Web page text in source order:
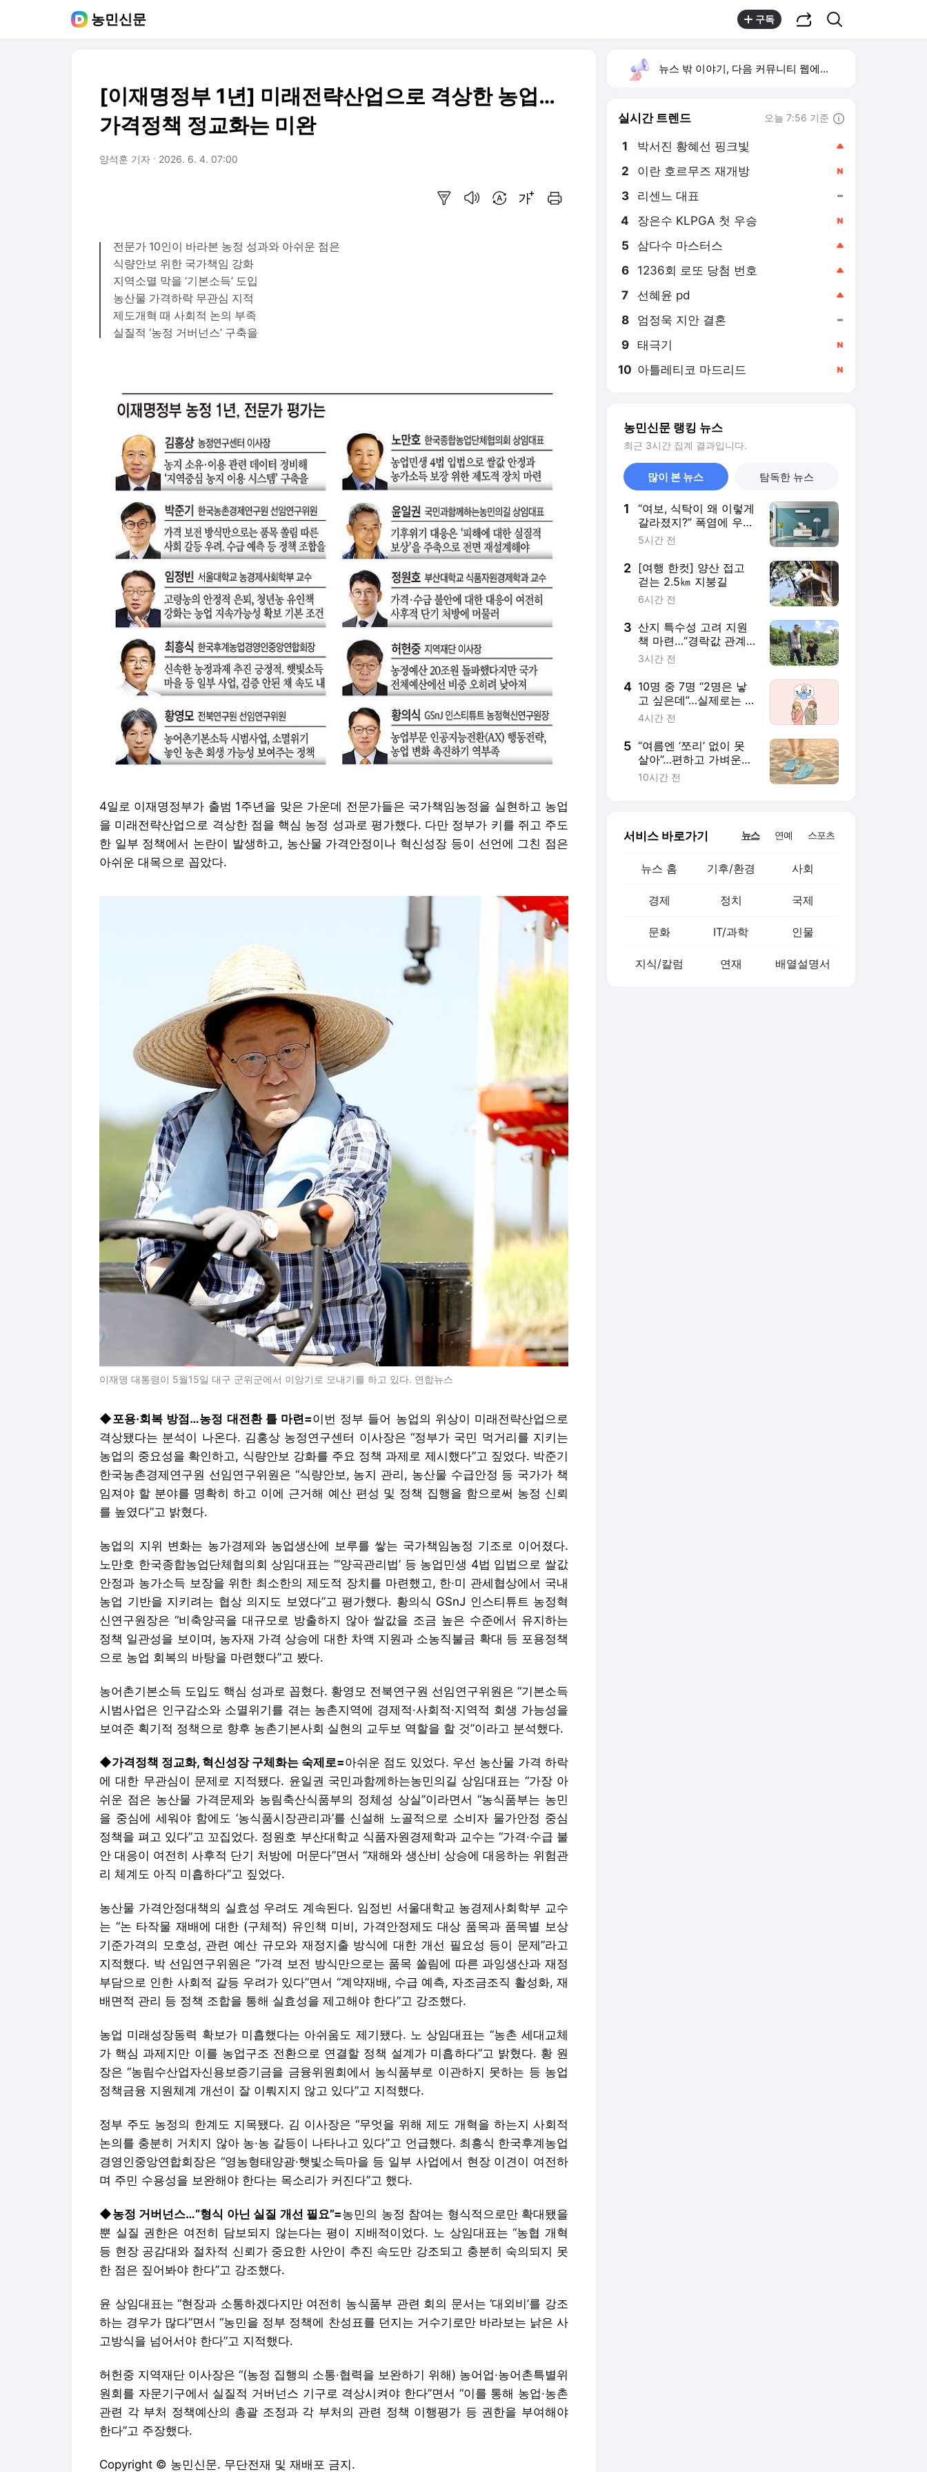
농민신문 구독
[이재명정부 1년] 미래전략산업으로 격상한 농업…
가격정책 정교화는 미완
양석훈 기자 2026. 6. 4. 07:00
전문가 10인이 바라본 농정 성과와 아쉬운 점은
식량안보 위한 국가책임 강화
지역소멸 막을 ‘기본소득’ 도입
농산물 가격하락 무관심 지적
제도개혁 때 사회적 논의 부족
실질적 ‘농정 거버넌스’ 구축을
4일로 이재명정부가 출범 1주년을 맞은 가운데 전문가들은 국가책임농정을 실현하고 농업
을 미래전략산업으로 격상한 점을 핵심 농정 성과로 평가했다. 다만 정부가 키를 쥐고 주도
한 일부 정책에서 논란이 발생하고, 농산물 가격안정이나 혁신성장 등이 선언에 그친 점은
아쉬운 대목으로 꼽았다.
이재명 대통령이 5월15일 대구 군위군에서 이앙기로 모내기를 하고 있다. 연합뉴스
◆포용·회복 방점…농정 대전환 틀 마련=이번 정부 들어 농업의 위상이 미래전략산업으로
격상됐다는 분석이 나온다. 김홍상 농정연구센터 이사장은 “정부가 국민 먹거리를 지키는
농업의 중요성을 확인하고, 식량안보 강화를 주요 정책 과제로 제시했다”고 짚었다. 박준기
한국농촌경제연구원 선임연구위원은 “식량안보, 농지 관리, 농산물 수급안정 등 국가가 책
임져야 할 분야를 명확히 하고 이에 근거해 예산 편성 및 정책 집행을 함으로써 농정 신뢰
를 높였다”고 밝혔다.
농업의 지위 변화는 농가경제와 농업생산에 보루를 쌓는 국가책임농정 기조로 이어졌다.
노만호 한국종합농업단체협의회 상임대표는 “‘양곡관리법’ 등 농업민생 4법 입법으로 쌀값
안정과 농가소득 보장을 위한 최소한의 제도적 장치를 마련했고, 한·미 관세협상에서 국내
농업 기반을 지키려는 협상 의지도 보였다”고 평가했다. 황의식 GSnJ 인스티튜트 농정혁
신연구원장은 “비축양곡을 대규모로 방출하지 않아 쌀값을 조금 높은 수준에서 유지하는
정책 일관성을 보이며, 농자재 가격 상승에 대한 차액 지원과 소농직불금 확대 등 포용정책
으로 농업 회복의 바탕을 마련했다”고 봤다.
농어촌기본소득 도입도 핵심 성과로 꼽혔다. 황영모 전북연구원 선임연구위원은 “기본소득
시범사업은 인구감소와 소멸위기를 겪는 농촌지역에 경제적·사회적·지역적 회생 가능성을
보여준 획기적 정책으로 향후 농촌기본사회 실현의 교두보 역할을 할 것”이라고 분석했다.
◆가격정책 정교화, 혁신성장 구체화는 숙제로=아쉬운 점도 있었다. 우선 농산물 가격 하락
에 대한 무관심이 문제로 지적됐다. 윤일권 국민과함께하는농민의길 상임대표는 “가장 아
쉬운 점은 농산물 가격문제와 농림축산식품부의 정체성 상실”이라면서 “농식품부는 농민
을 중심에 세워야 함에도 ‘농식품시장관리과’를 신설해 노골적으로 소비자 물가안정 중심
정책을 펴고 있다”고 꼬집었다. 정원호 부산대학교 식품자원경제학과 교수는 “가격·수급 불
안 대응이 여전히 사후적 단기 처방에 머문다”면서 “재해와 생산비 상승에 대응하는 위험관
리 체계도 아직 미흡하다”고 짚었다.
농산물 가격안정대책의 실효성 우려도 계속된다. 임정빈 서울대학교 농경제사회학부 교수
는 “논 타작물 재배에 대한 (구체적) 유인책 미비, 가격안정제도 대상 품목과 품목별 보상
기준가격의 모호성, 관련 예산 규모와 재정지출 방식에 대한 개선 필요성 등이 문제”라고
지적했다. 박 선임연구위원은 “가격 보전 방식만으로는 품목 쏠림에 따른 과잉생산과 재정
부담으로 인한 사회적 갈등 우려가 있다”면서 “계약재배, 수급 예측, 자조금조직 활성화, 재
배면적 관리 등 정책 조합을 통해 실효성을 제고해야 한다”고 강조했다.
농업 미래성장동력 확보가 미흡했다는 아쉬움도 제기됐다. 노 상임대표는 “농촌 세대교체
가 핵심 과제지만 이를 농업구조 전환으로 연결할 정책 설계가 미흡하다”고 밝혔다. 황 원
장은 “농림수산업자신용보증기금을 금융위원회에서 농식품부로 이관하지 못하는 등 농업
정책금융 지원체계 개선이 잘 이뤄지지 않고 있다”고 지적했다.
정부 주도 농정의 한계도 지목됐다. 김 이사장은 “무엇을 위해 제도 개혁을 하는지 사회적
논의를 충분히 거치지 않아 농·농 갈등이 나타나고 있다”고 언급했다. 최흥식 한국후계농업
경영인중앙연합회장은 “영농형태양광·햇빛소득마을 등 일부 사업에서 현장 이견이 여전하
며 주민 수용성을 보완해야 한다는 목소리가 커진다”고 했다.
◆농정 거버넌스…“형식 아닌 실질 개선 필요”=농민의 농정 참여는 형식적으로만 확대됐을
뿐 실질 권한은 여전히 담보되지 않는다는 평이 지배적이었다. 노 상임대표는 “농협 개혁
등 현장 공감대와 절차적 신뢰가 중요한 사안이 추진 속도만 강조되고 충분히 숙의되지 못
한 점은 짚어봐야 한다”고 강조했다.
윤 상임대표는 “현장과 소통하겠다지만 여전히 농식품부 관련 회의 문서는 ‘대외비’를 강조
하는 경우가 많다”면서 “농민을 정부 정책에 찬성표를 던지는 거수기로만 바라보는 낡은 사
고방식을 넘어서야 한다”고 지적했다.
허헌중 지역재단 이사장은 “(농정 집행의 소통·협력을 보완하기 위해) 농어업·농어촌특별위
원회를 자문기구에서 실질적 거버넌스 기구로 격상시켜야 한다”면서 “이를 통해 농업·농촌
관련 각 부처 정책예산의 총괄 조정과 각 부처의 관련 정책 이행평가 등 권한을 부여해야
한다”고 주장했다.
Copyright © 농민신문. 무단전재 및 재배포 금지.
뉴스 밖 이야기, 다음 커뮤니티 웹에서 보기
실시간 트렌드 오늘 7:56 기준
1 박서진 황혜선 핑크빛
2 이란 호르무즈 재개방
3 리센느 대표
4 장은수 KLPGA 첫 우승
5 삼다수 마스터스
6 1236회 로또 당첨 번호
7 선혜윤 pd
8 엄정욱 지안 결혼
9 태극기
10 아틀레티코 마드리드
농민신문 랭킹 뉴스
최근 3시간 집계 결과입니다.
많이 본 뉴스 탐독한 뉴스
1
“여보, 식탁이 왜 이렇게
갈라졌지?” 폭염에 우리
집 가구도 ‘아얏’
5시간 전
2 [여행 한컷] 양산 접고
걷는 2.5㎞ 지붕길
6시간 전
3 산지 특수성 고려 지원
책 마련…“경락값 관계
없이 최소 생산비 보전
3시간 전
4 10명 중 7명 “2명은 낳
고 싶은데”…실제로는 1
명, 이유는
4시간 전
5 “여름엔 ‘쪼리’ 없이 못
살아”…편하고 가벼운데
‘발 건강’엔?
10시간 전
서비스 바로가기 뉴스 연예 스포츠
뉴스 홈 기후/환경 사회
경제 정치 국제
문화 IT/과학 인물
지식/칼럼 연재 배열설명서